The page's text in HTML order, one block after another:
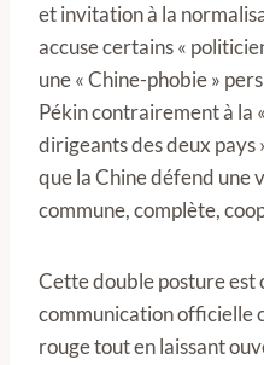
et invitation à la
accuse certains «
une « Chine-phobie »
Pékin contrairement à la
dirigeants des deux pays
que la Chine défend une
commune, complète,
Cette double posture est
communication officielle
rouge tout en laissant